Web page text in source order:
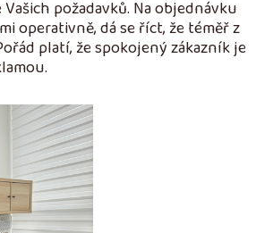
požadavků. Na objednávku
operativně, dá se říct, že téměř z
platí, že spokojený zákazník je